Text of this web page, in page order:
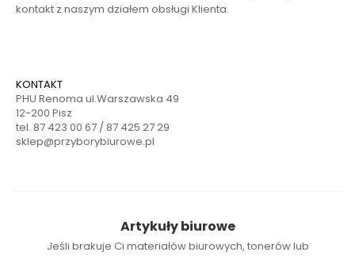
kontakt z naszym działem obsługi Klienta.
KONTAKT
PHU Renoma ul.Warszawska 49
12-200 Pisz
tel. 87 423 00 67 / 87 425 27 29
sklep@przyborybiurowe.pl
Artykuły biurowe
Jeśli brakuje Ci materiałów biurowych, tonerówlub